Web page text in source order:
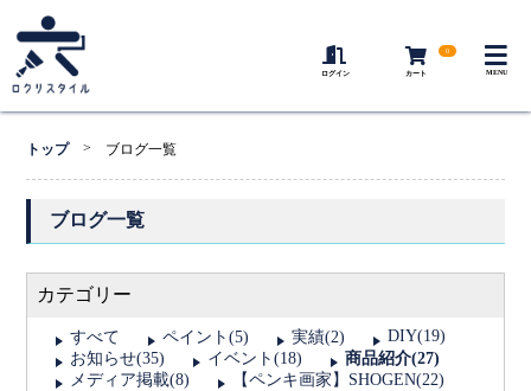
ログイン カート
0
MENU
トップ > ブログ一覧
ブログ一覧
カテゴリー
すべて ペイント(5) 実績(2)
DIY(19)
お知らせ(35)
イベント(18)
商品紹介(27)
メディア掲載(8)
【ペンキ画家】SHOGEN(22)